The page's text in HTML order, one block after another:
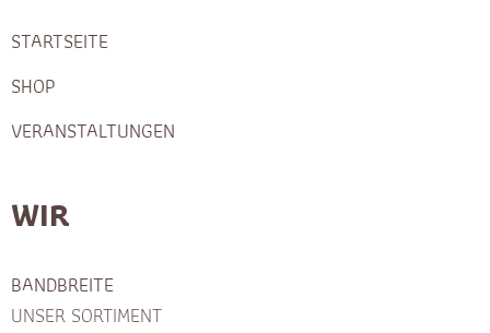
STARTSEITE
SHOP
VERANSTALTUNGEN
WIR
BANDBREITE
UNSER SORTIMENT